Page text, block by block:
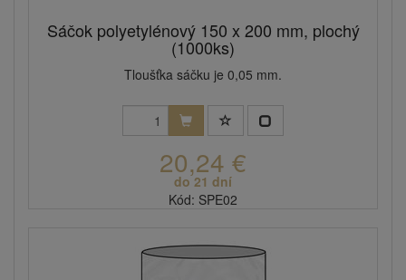
Sáčok polyetylénový 150 x 200 mm, plochý
(1000ks)
Tloušťka sáčku je 0,05 mm.
20,24 €
do 21 dní
Kód: SPE02